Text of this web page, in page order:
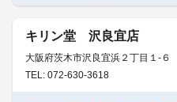
キリン堂 沢良宜店
大阪府茨木市沢良宜浜２丁目１-６
TEL: 072-630-3618